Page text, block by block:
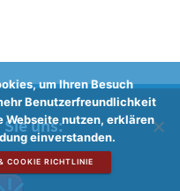
uns:
um Ihren Besuch
Benutzerfreundlichkeit
Webseite nutzen, erklären
einverstanden.
COOKIE RICHTLINIE